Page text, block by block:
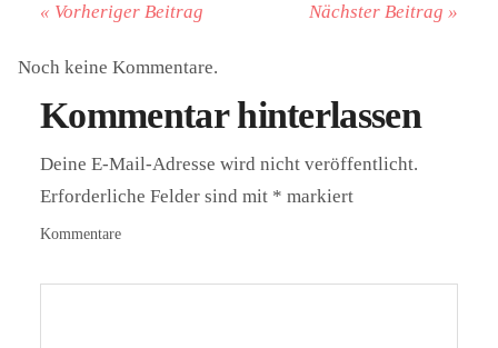
« Vorheriger Beitrag Nächster Beitrag »
Noch keine Kommentare.
Kommentar hinterlassen
Deine E-Mail-Adresse wird nicht veröffentlicht.
Erforderliche Felder sind mit * markiert
Kommentare